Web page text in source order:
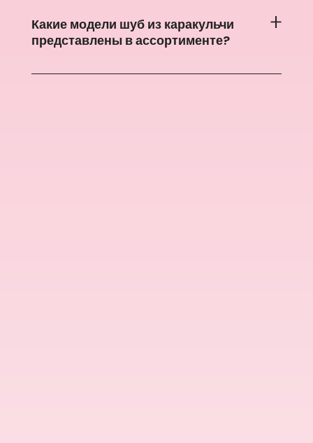
Какие модели шуб из каракульчи
представлены в ассортименте?